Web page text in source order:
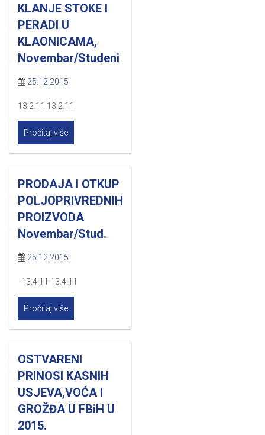
KLANJE STOKE I
PERADI U
KLAONICAMA,
Novembar/Studeni
25.12.2015
13.2.11 13.2.11
Pročitaj više
PRODAJA I OTKUP
POLJOPRIVREDNIH
PROIZVODA
Novembar/Stud.
25.12.2015
13.4.11 13.4.11
Pročitaj više
OSTVARENI
PRINOSI KASNIH
USJEVA,VOĆA I
GROŽĐA U FBiH U
2015.